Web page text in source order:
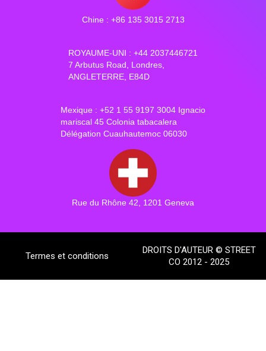
Chine : +86 135 3015 2713
ROYAUME-UNI : +44 2037446721
7 Arbutus Road, Londres,
ANGLETERRE, E84D
Mexique : +52 1 55 9197 3004 Ignacio
mariscal 45 Colonia tabacalera
Délégation Cuauhautemoc 06030
Rue du Rhône 42, 1201 Geneva
Termes et conditions
DROITS D'AUTEUR © STREET
CO 2012 - 2025